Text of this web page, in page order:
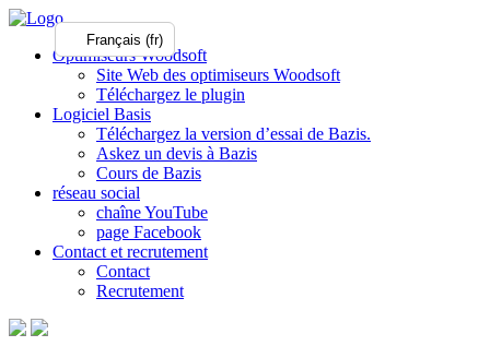
Optimiseurs Woodsoft
Site Web des optimiseurs Woodsoft
Téléchargez le plugin
Logiciel Basis
Téléchargez la version d’essai de Bazis.
Askez un devis à Bazis
Cours de Bazis
réseau social
chaîne YouTube
page Facebook
Contact et recrutement
Contact
Recrutement
Français (fr)